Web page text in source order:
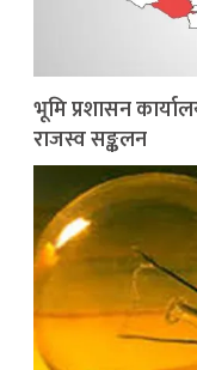
भूमि प्रशासन
राजस्व सङ्कलन